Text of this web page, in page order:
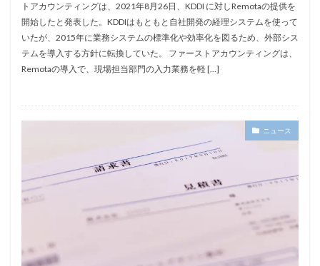
トアカウンティングは、2021年8月26日、KDDI に対しRemotaの提供を
開始したと発表した。KDDIはもともと自社開発の経理システムを使って
いたが、2015年に業務システムの標準化や効率化を図るため、外部シス
テムを導入する方針に転換していた。 ファーストアカウンティングは、
Remotaの導入で、現場担当部門の入力業務を軽 […]
ニュース